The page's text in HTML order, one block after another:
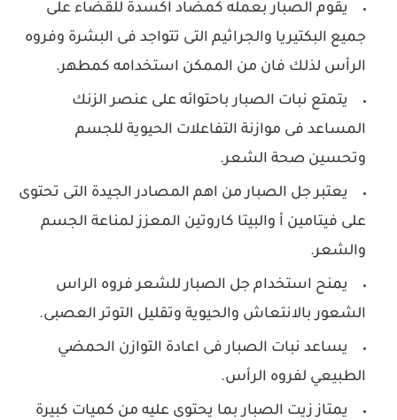
يقوم الصبار بعمله كمضاد اكسدة للقضاء على
جميع البكتيريا والجراثيم التى تتواجد فى البشرة وفروه
الرأس لذلك فان من الممكن استخدامه كمطهر.
يتمتع نبات الصبار باحتوائه على عنصر الزنك
المساعد فى موازنة التفاعلات الحيوية للجسم
وتحسين صحة الشعر.
يعتبر جل الصبار من اهم المصادر الجيدة التى تحتوى
على فيتامين أ والبيتا كاروتين المعزز لمناعة الجسم
والشعر.
يمنح استخدام جل الصبار للشعر فروه الراس
الشعور بالانتعاش والحيوية وتقليل التوتر العصبى.
يساعد نبات الصبار فى اعادة التوازن الحمضي
الطبيعي لفروه الرأس.
يمتاز زيت الصبار بما يحتوى عليه من كميات كبيرة